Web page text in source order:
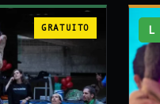
GRATUITO L